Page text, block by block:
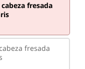
fresada
fresada